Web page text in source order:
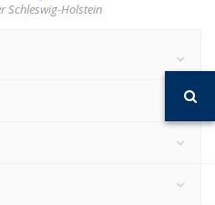
Schleswig-Holstein